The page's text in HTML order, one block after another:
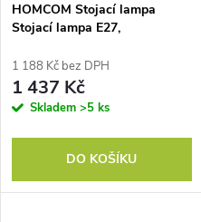
HOMCOM Stojací lampa
Stojací lampa E27,
(černá+bílá)
1 188 Kč bez DPH
1 437 Kč
Skladem >5 ks
DO KOŠÍKU